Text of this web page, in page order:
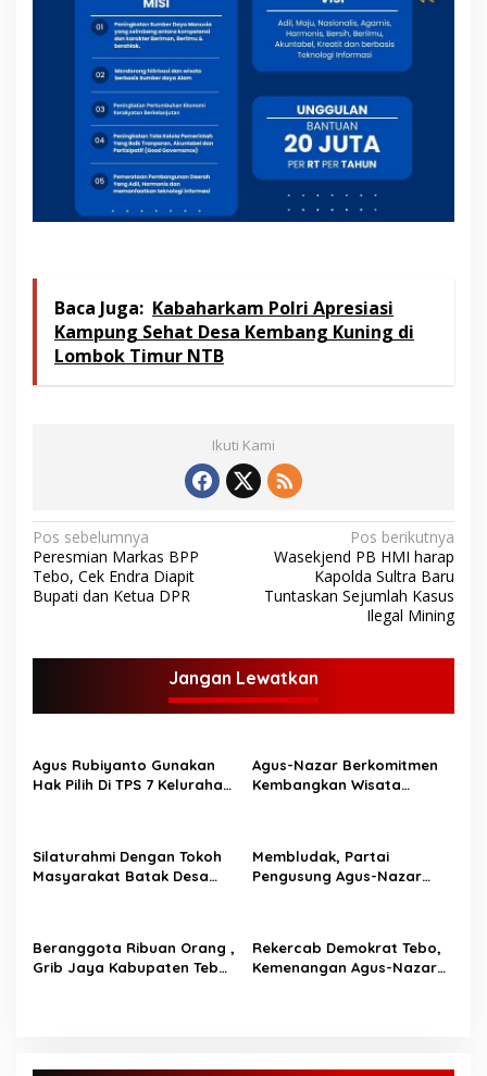
Baca Juga: Kabaharkam Polri Apresiasi
Kampung Sehat Desa Kembang Kuning di
Lombok Timur NTB
Ikuti Kami
N
a
v
g
s
i
p
s
Pos sebelumnya
Peresmian Markas BPP
Tebo, Cek Endra Diapit
Bupati dan Ketua DPR
Pos berikutnya
Wasekjend PB HMI harap
Kapolda Sultra Baru
Tuntaskan Sejumlah Kasus
Ilegal Mining
Jangan Lewatkan
Agus Rubiyanto Gunakan
Hak Pilih Di TPS 7 Kelurahan
Agus-Nazar Berkomitmen
Kembangkan Wisata
Silaturahmi Dengan Tokoh
Masyarakat Batak Desa
Membludak, Partai
Pengusung Agus-Nazar
Beranggota Ribuan Orang ,
Grib Jaya Kabupaten Tebo
Rekercab Demokrat Tebo,
Kemenangan Agus-Nazar